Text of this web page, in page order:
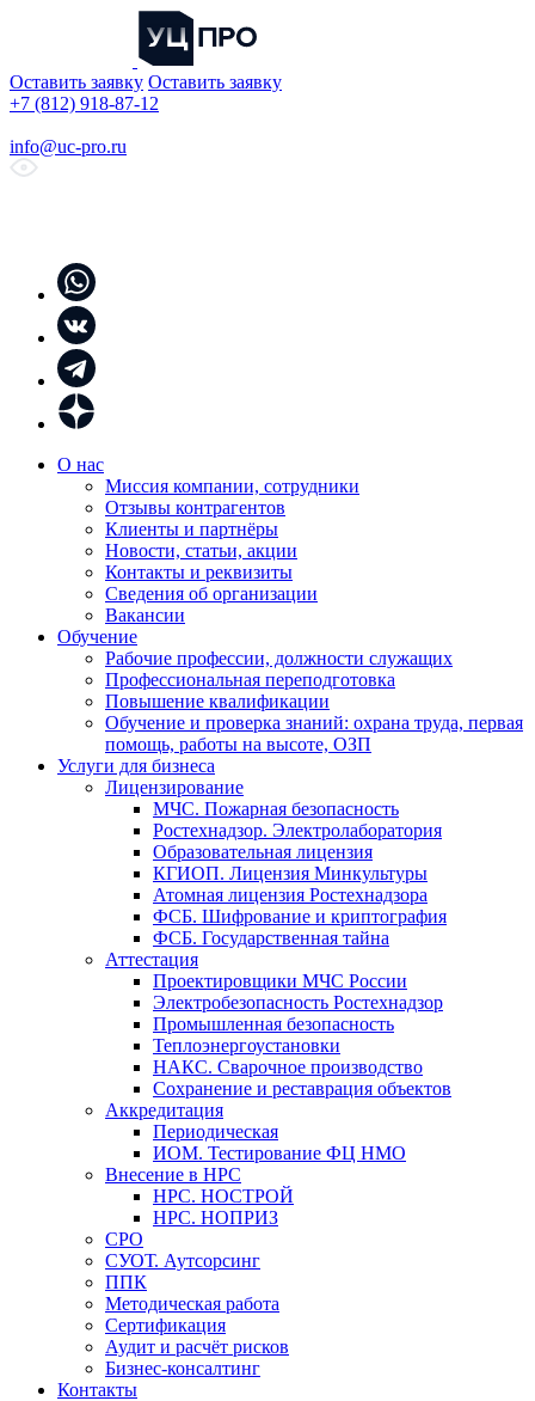
Оставить заявку Оставить заявку
+7 (812) 918-87-12
info@uc-pro.ru
О нас
Миссия компании, сотрудники
Отзывы контрагентов
Клиенты и партнёры
Новости, статьи, акции
Контакты и реквизиты
Сведения об организации
Вакансии
Обучение
Рабочие профессии, должности служащих
Профессиональная переподготовка
Повышение квалификации
Обучение и проверка знаний: охрана труда, первая
помощь, работы на высоте, ОЗП
Услуги для бизнеса
Лицензирование
МЧС. Пожарная безопасность
Ростехнадзор. Электролаборатория
Образовательная лицензия
КГИОП. Лицензия Минкультуры
Атомная лицензия Ростехнадзора
ФСБ. Шифрование и криптография
ФСБ. Государственная тайна
Аттестация
Проектировщики МЧС России
Электробезопасность Ростехнадзор
Промышленная безопасность
Теплоэнергоустановки
НАКС. Сварочное производство
Сохранение и реставрация объектов
Аккредитация
Периодическая
ИОМ. Тестирование ФЦ НМО
Внесение в НРС
НРС. НОСТРОЙ
НРС. НОПРИЗ
СРО
СУОТ. Аутсорсинг
ППК
Методическая работа
Сертификация
Аудит и расчёт рисков
Бизнес-консалтинг
Контакты